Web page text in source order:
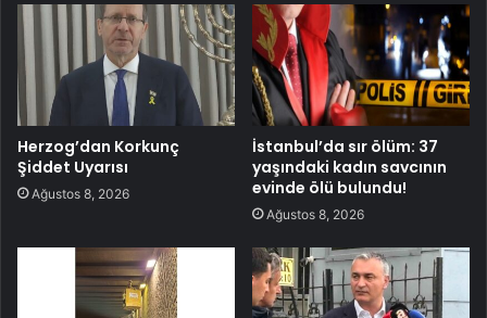
Herzog’dan Korkunç
Şiddet Uyarısı
Ağustos 8, 2026
İstanbul’da sır ölüm: 37
yaşındaki kadın savcının
evinde ölü bulundu!
Ağustos 8, 2026